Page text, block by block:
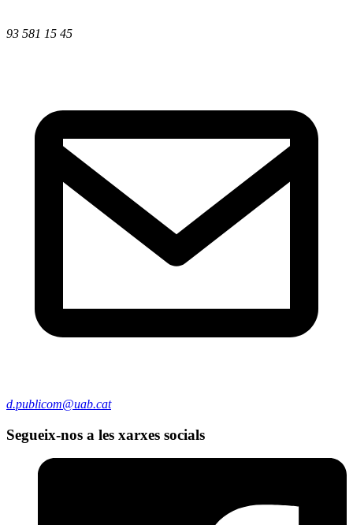
93 581 15 45
d.publicom@uab.cat
Segueix-nos a les xarxes socials